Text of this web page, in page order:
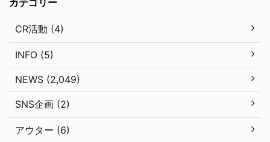
CR活動 (4)
INFO (5)
NEWS (2,049)
SNS企画 (2)
アウター (6)